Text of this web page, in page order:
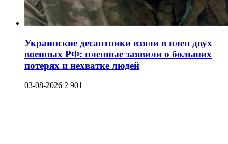
Украинские десантники взяли в плен двух
военных РФ: пленные заявили о больших
потерях и нехватке людей
03-08-2026 2 901